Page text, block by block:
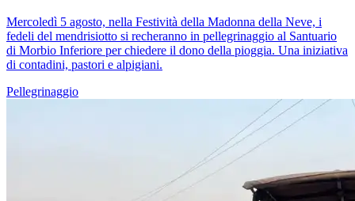
Mercoledì 5 agosto, nella Festività della Madonna della Neve, i
fedeli del mendrisiotto si recheranno in pellegrinaggio al Santuario
di Morbio Inferiore per chiedere il dono della pioggia. Una iniziativa
di contadini, pastori e alpigiani.
Pellegrinaggio